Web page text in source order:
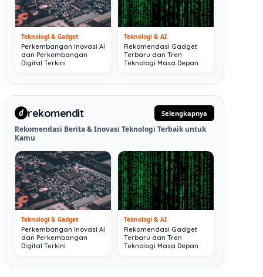
Teknologi & Gadget
Perkembangan Inovasi AI
dan Perkembangan
Digital Terkini
Teknologi & AI
Rekomendasi Gadget
Terbaru dan Tren
Teknologi Masa Depan
d rekomendit Selengkapnya
Rekomendasi Berita & Inovasi Teknologi Terbaik untuk
Kamu
Teknologi & Gadget
Perkembangan Inovasi AI
dan Perkembangan
Digital Terkini
Teknologi & AI
Rekomendasi Gadget
Terbaru dan Tren
Teknologi Masa Depan